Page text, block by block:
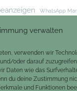
verwalten
verwenden wir
oder darauf
Daten wie das
du deine Zustimmung
und Funktionen
WhatsApp
Zielgruppe